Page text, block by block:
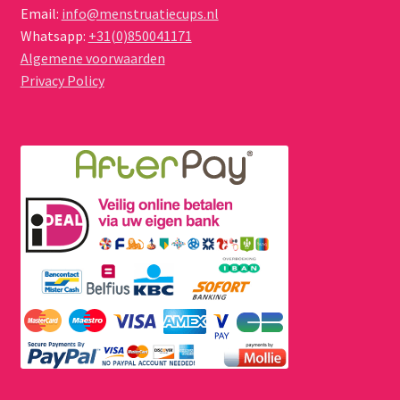
Email: info@menstruatiecups.nl
Whatsapp: +31(0)850041171
Algemene voorwaarden
Privacy Policy